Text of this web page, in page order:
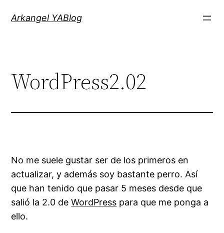
Arkangel YABlog
WordPress2.02
No me suele gustar ser de los primeros en
actualizar, y además soy bastante perro. Así
que han tenido que pasar 5 meses desde que
salió la 2.0 deWordPress para que me ponga a
ello.